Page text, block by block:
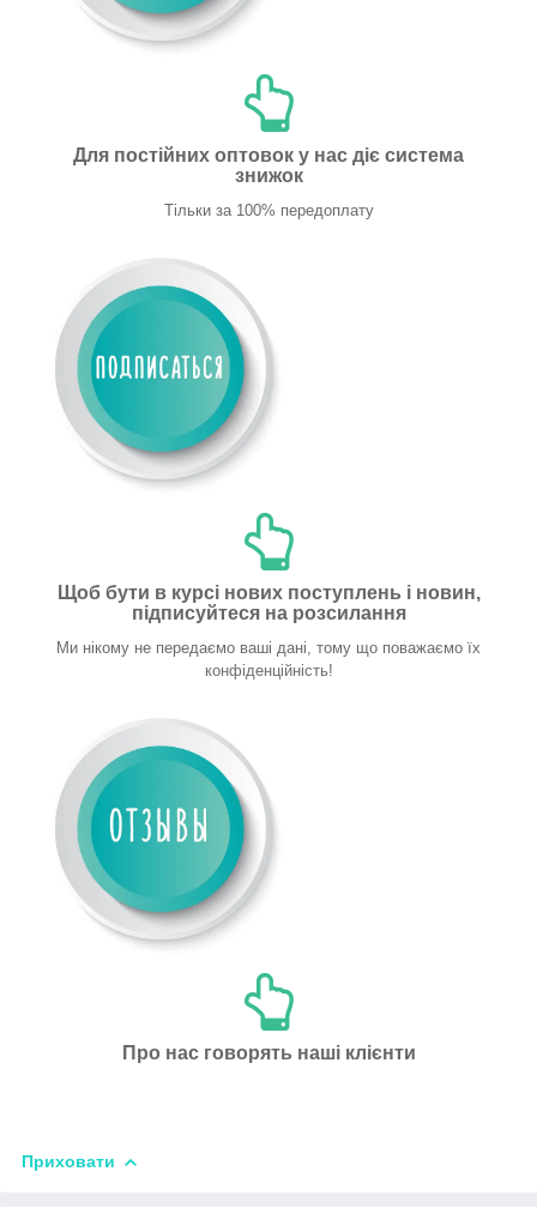
Для постійних оптовок у нас діє система
знижок
Тільки за 100% передоплату
Щоб бути в курсі нових поступлень і новин,
підписуйтеся на розсилання
Ми нікому не передаємо ваші дані, тому що поважаємо їх
конфіденційність!
Про нас говорять наші клієнти
Приховати